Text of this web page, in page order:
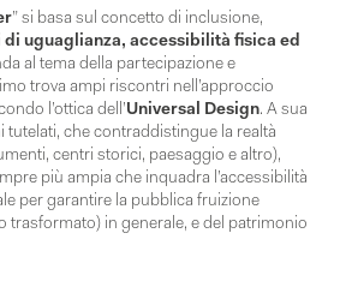
” si basa sul concetto di inclusione,
uguaglianza, accessibilità fisica ed
al tema della partecipazione e
trova ampi riscontri nell’approccio
l’ottica dell’Universal Design. A sua
tutelati, che contraddistingue la realtà
centri storici, paesaggio e altro),
più ampia che inquadra l’accessibilità
per garantire la pubblica fruizione
trasformato) in generale, e del patrimonio